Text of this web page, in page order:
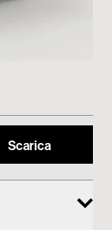
Scarica